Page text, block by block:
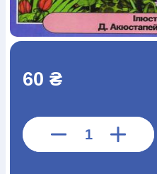
Книга в комплекті
За додатковою
60 ₴